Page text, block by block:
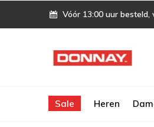
Sale Heren
Vóór 13:00 uur